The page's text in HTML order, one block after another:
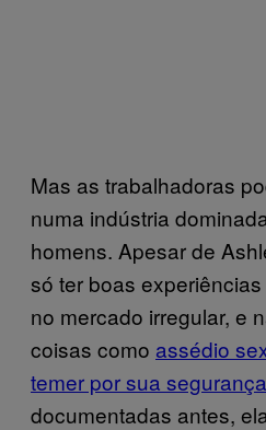
Mas as trabalhadoras
numa indústria
homens. Apesar de
só ter boas
no mercado irregular, e
coisas como assédio
temer por sua segurança
documentadas antes,